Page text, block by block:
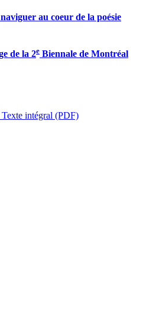
au coeur de la poésie
de la 2e Biennale de Montréal
Texte intégral (PDF)